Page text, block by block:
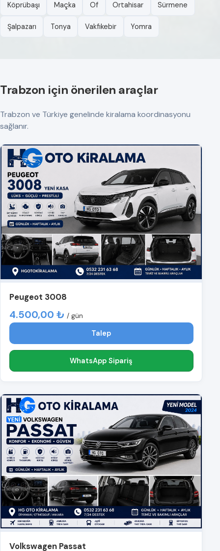
Köprübaşı Maçka Of Ortahisar Sürmene
Şalpazarı Tonya Vakfıkebir Yomra
Trabzon için önerilen araçlar
Trabzon ve Türkiye genelinde kiralama koordinasyonu
sağlanır.
Peugeot 3008
4.500,00 ₺ / gün
Talep
WhatsApp Sipariş
Volkswagen Passat